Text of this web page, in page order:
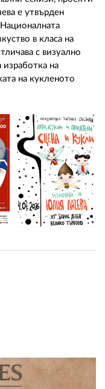
е утвърден
в класа на
с визуално
на
на кукленото